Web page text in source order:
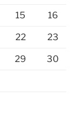
15 16
22 23
29 30